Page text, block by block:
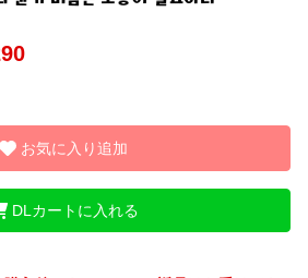
お気に入り追加
DLカートに入れる